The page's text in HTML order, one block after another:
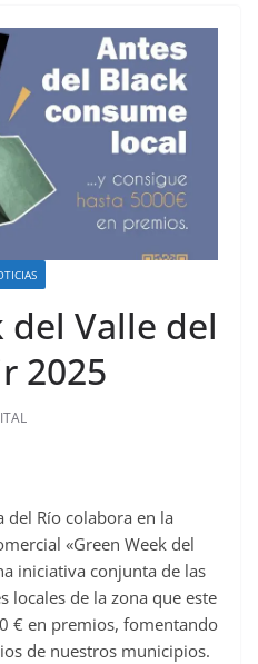
del Valle del
2025
Río colabora en la
«Green Week del
iniciativa conjunta de las
locales de la zona que este
€ en premios, fomentando
de nuestros municipios.